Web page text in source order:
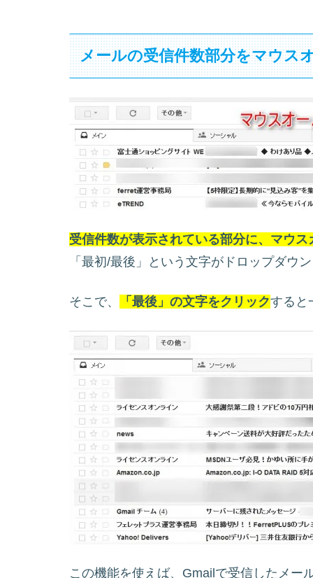
メールの受信件数部分をマウス
受信件数が表示されている部分に、マウ
「最初/最後」という文字がドロップダウ
そこで、 「最後」の文字をクリックすると
この機能を使えば、Gmailで受信したメー